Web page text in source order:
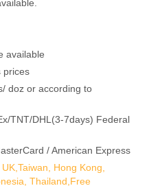
available
prices
doz or according to
TNT/DHL(3-7days) Federal
/ American Express
Hong Kong,
Thailand,Free